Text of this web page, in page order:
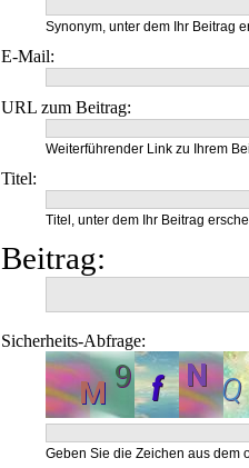
Synonym, unter dem Ihr Beitrag
E-Mail:
URL zum Beitrag:
Weiterführender Link zu Ihrem
Titel:
Titel, unter dem Ihr Beitrag
Beitrag:
Sicherheits-Abfrage:
Geben Sie die Zeichen aus dem